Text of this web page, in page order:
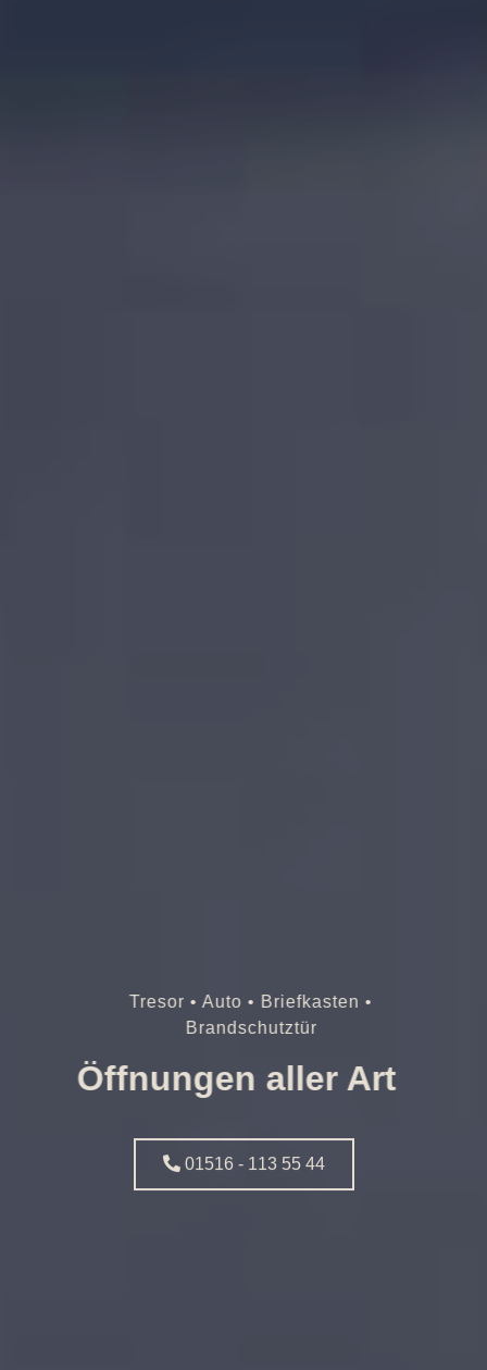
Tresor • Auto • Briefkasten •
Brandschutztür
Öffnungen aller Art
01516 - 113 55 44